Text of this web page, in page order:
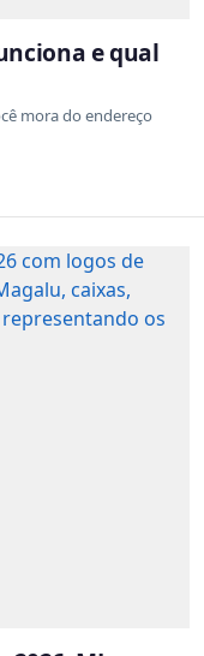
e qual
mora do endereço